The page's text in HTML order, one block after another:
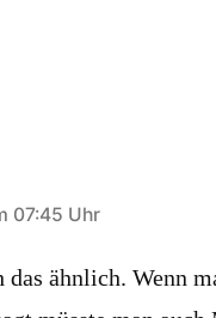
07:45 Uhr
das ähnlich. Wenn